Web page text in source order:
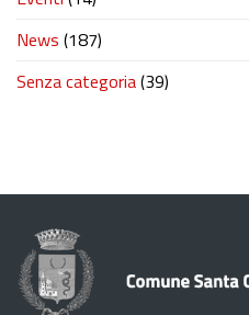
News (187)
Senza categoria(39)